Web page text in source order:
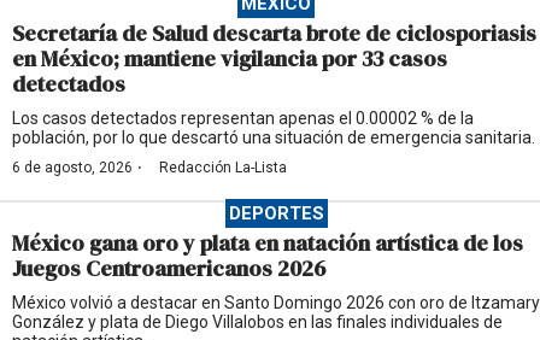
Secretaría de Salud descarta brote de ciclosporiasis
en México; mantiene vigilancia por 33 casos
detectados
Los casos detectados representan apenas el 0.00002 % de la
población, por lo que descartó una situación de emergencia sanitaria.
6 de agosto, 2026 · Redacción La-Lista
DEPORTES
México gana oro y plata en natación artística de los
Juegos Centroamericanos 2026
México volvió a destacar en Santo Domingo 2026 con oro de Itzamary
González y plata de Diego Villalobos en las finales individuales de